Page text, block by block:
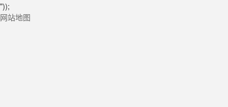
"));
网站地图